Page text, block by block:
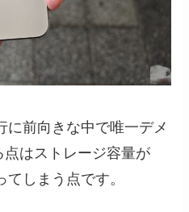
に前向きな中で唯一デメ
点はストレージ容量が
しまう点です。